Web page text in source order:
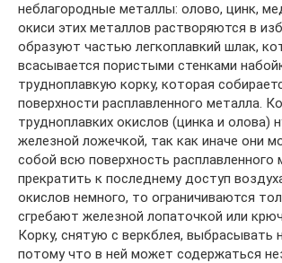
неблагородные металлы: олово, цинк,
окиси этих металлов растворяются в
образуют частью легкоплавкий шлак,
всасывается пористыми стенками
трудноплавкую корку, которая
поверхности расплавленного металла.
трудноплавких окислов (цинка и олова)
железной ложечкой, так как иначе они
собой всю поверхность расплавленного
прекратить к последнему доступ
окислов немного, то ограничиваются
сгребают железной лопаточкой или
Корку, снятую с веркблея, выбрасывать
потому что в ней может содержаться